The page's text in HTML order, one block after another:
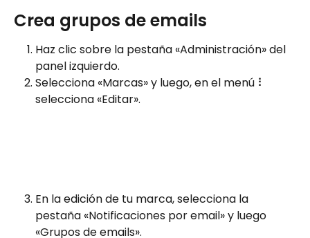
Crea grupos de emails
Haz clic sobre la pestaña «Administración» del
panel izquierdo.​
Selecciona «Marcas» y luego, en el menú ⠇
selecciona «Editar».
En la edición de tu marca, selecciona la
pestaña «Notificaciones por email» y luego
«Grupos de emails».